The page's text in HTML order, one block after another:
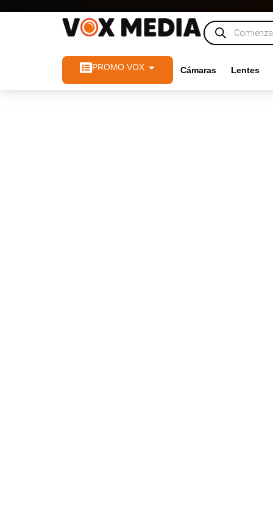
PROMO VOX Cámaras Lentes